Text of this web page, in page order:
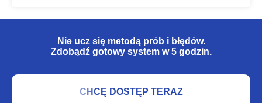
Nie ucz się metodą prób i błędów.
Zdobądź gotowy system w 5 godzin.
CHCĘ DOSTĘP TERAZ